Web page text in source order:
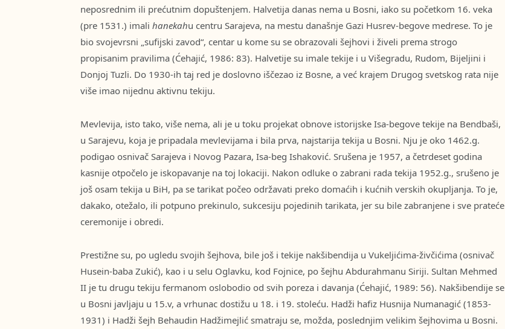
neposrednim ili prećutnim dopuštenjem. Halvetija danas nema u Bosni, iako su početkom 16. veka
(pre 1531.) imali hanekahu centru Sarajeva, na mestu današnje Gazi Husrev-begove medrese. To je
bio svojevrsni „sufijski zavod“, centar u kome su se obrazovali šejhovi i živeli prema strogo
propisanim pravilima (Ćehajić, 1986: 83). Halvetije su imale tekije i u Višegradu, Rudom, Bijeljini i
Donjoj Tuzli. Do 1930-ih taj red je doslovno iščezao iz Bosne, a već krajem Drugog svetskog rata nije
više imao nijednu aktivnu tekiju.
Mevlevija, isto tako, više nema, ali je u toku projekat obnove istorijske Isa-begove tekije na Bendbaši,
u Sarajevu, koja je pripadala mevlevijama i bila prva, najstarija tekija u Bosni. Nju je oko 1462.g.
podigao osnivač Sarajeva i Novog Pazara, Isa-beg Ishaković. Srušena je 1957, a četrdeset godina
kasnije otpočelo je iskopavanje na toj lokaciji. Nakon odluke o zabrani rada tekija 1952.g., srušeno je
još osam tekija u BiH, pa se tarikat počeo održavati preko domaćih i kućnih verskih okupljanja. To je,
dakako, otežalo, ili potpuno prekinulo, sukcesiju pojedinih tarikata, jer su bile zabranjene i sve prateće
ceremonije i obredi.
Prestižne su, po ugledu svojih šejhova, bile još i tekije nakšibendija u Vukeljićima-živčićima (osnivač
Husein-baba Zukić), kao i u selu Oglavku, kod Fojnice, po šejhu Abdurahmanu Siriji. Sultan Mehmed
II je tu drugu tekiju fermanom oslobodio od svih poreza i davanja (Ćehajić, 1989: 56). Nakšibendije se
u Bosni javljaju u 15.v, a vrhunac dostižu u 18. i 19. stoleću. Hadži hafiz Husnija Numanagić (1853-
1931) i Hadži šejh Behaudin Hadžimejlić smatraju se, možda, poslednjim velikim šejhovima u Bosni.